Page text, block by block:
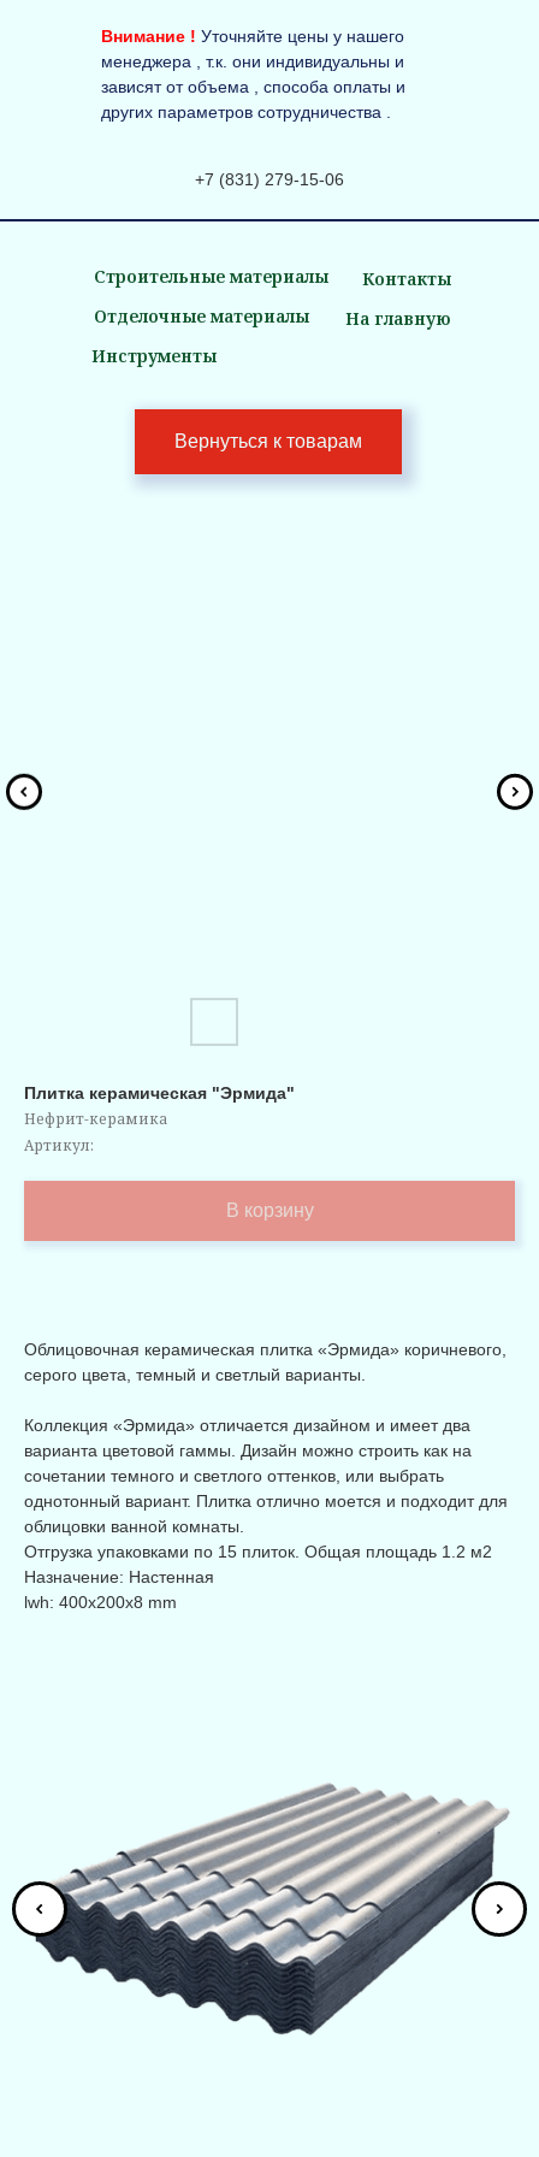
Внимание ! Уточняйте цены у нашего
менеджера , т.к. они индивидуальны и
зависят от объема , способа оплаты и
других параметров сотрудничества .
Вернуться к товарам
Строительные материалы
Отделочные материалы
Инструменты
На главную
Контакты
+7 (831) 279-15-06
Плитка керамическая "Эрмида"
Нефрит-керамика
Артикул:
В корзину
Облицовочная керамическая плитка «Эрмида» коричневого,
серого цвета, темный и светлый варианты.
Коллекция «Эрмида» отличается дизайном и имеет два
варианта цветовой гаммы. Дизайн можно строить как на
сочетании темного и светлого оттенков, или выбрать
однотонный вариант. Плитка отлично моется и подходит для
облицовки ванной комнаты.
Отгрузка упаковками по 15 плиток. Общая площадь 1.2 м2
Назначение: Настенная
lwh: 400x200x8 mm